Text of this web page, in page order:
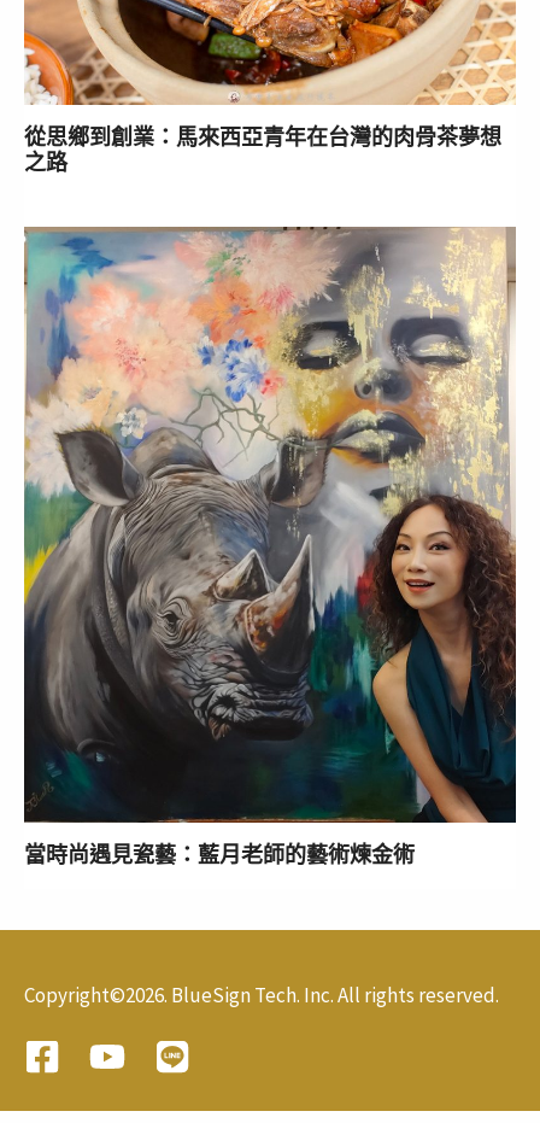
從思鄉到創業：馬來西亞青年在台灣的肉骨茶夢想
之路
當時尚遇見瓷藝：藍月老師的藝術煉金術
Copyright©2026. BlueSign Tech. Inc. All rights reserved.